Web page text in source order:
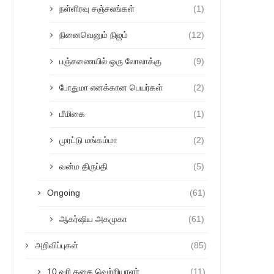
நள்ளிரவு சஞ்சலங்கள் (1)
நினைவெனும் நிஜம் (12)
பஞ்சணையில் ஒரு லோலாக்கு (9)
போதுமா எனக்கான பெயர்கள் (2)
மீமிகை (1)
முரட்டு மங்கம்மா (2)
வன்ம திருப்தி (5)
Ongoing (61)
ஆகர்ஷிய அகமுகா (61)
அறிவிப்புகள் (85)
10 வரி கதை வெற்றியாளர் (11)